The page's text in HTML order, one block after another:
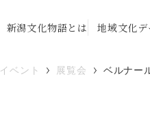
新潟文化物語とは 地域文化
イベント 展覧会 ベルナー